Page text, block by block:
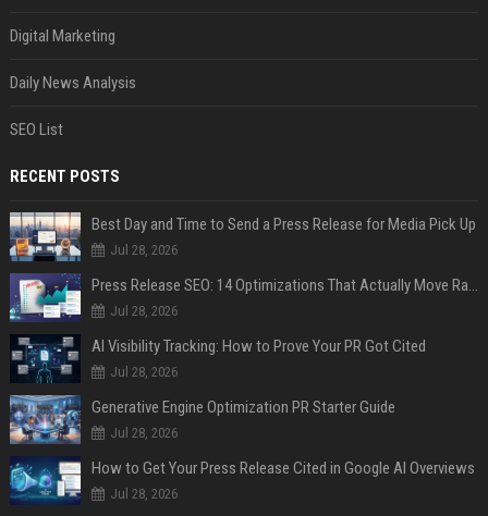
Digital Marketing
Daily News Analysis
SEO List
RECENT POSTS
Best Day and Time to Send a Press Release for Media Pick Up
Jul 28, 2026
Press Release SEO: 14 Optimizations That Actually Move Rankings
Jul 28, 2026
AI Visibility Tracking: How to Prove Your PR Got Cited
Jul 28, 2026
Generative Engine Optimization PR Starter Guide
Jul 28, 2026
How to Get Your Press Release Cited in Google AI Overviews
Jul 28, 2026